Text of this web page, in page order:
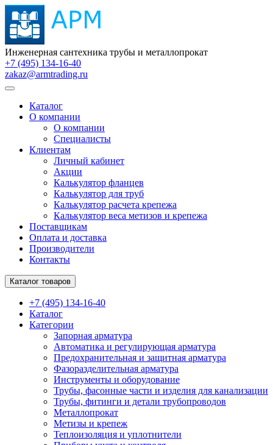
Инженерная сантехника трубы и металлопрокат
+7 (495) 134-16-40
zakaz@armtrading.ru
Каталог
О компании
О компании
Специалисты
Клиентам
Личный кабинет
Акции
Калькулятор фланцев
Калькулятор для труб
Калькулятор расчета крепежа
Калькулятор веса метизов и крепежа
Поставщикам
Оплата и доставка
Производители
Контакты
Каталог товаров
+7 (495) 134-16-40
Каталог
Категории
Запорная арматура
Автоматика и регулирующая арматура
Предохранительная и защитная арматура
Фазоразделительная арматура
Инструменты и оборудование
Трубы, фасонные части и изделия для канализации
Трубы, фитинги и детали трубопроводов
Металлопрокат
Метизы и крепеж
Теплоизоляция и уплотнители